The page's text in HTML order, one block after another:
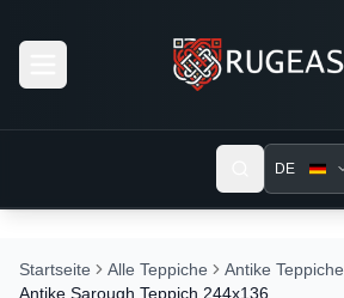
DE
Startseite Alle Teppiche
Antike Teppiche
Antike Sarough Teppich 244x136